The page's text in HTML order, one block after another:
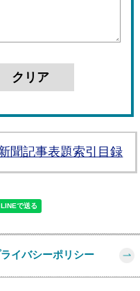
聞記事表題索引目録
イバシーポリシー